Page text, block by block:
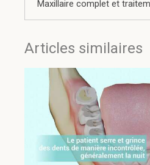
Articles similaires